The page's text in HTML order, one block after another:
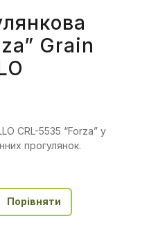
Grain
CRL-5535 “Forza” у
прогулянок.
Порівняти